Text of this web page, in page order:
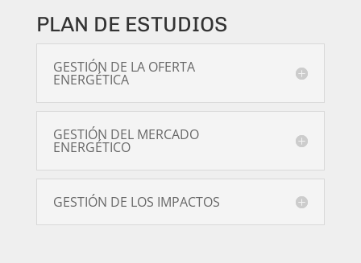
PLAN DE ESTUDIOS
GESTIÓN DE LA OFERTA
ENERGÉTICA
GESTIÓN DEL MERCADO
ENERGÉTICO
GESTIÓN DE LOS IMPACTOS